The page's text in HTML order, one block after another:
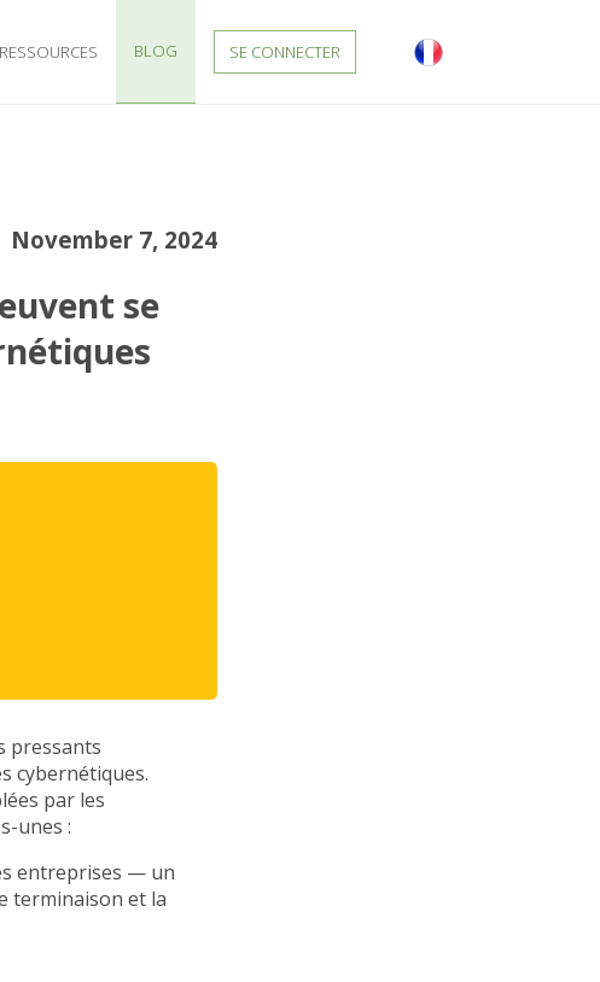
RESSOURCES BLOG SE CONNECTER
November 7, 2024
se
pressants
cybernétiques.
par les
unes :
entreprises — un
terminaison et la